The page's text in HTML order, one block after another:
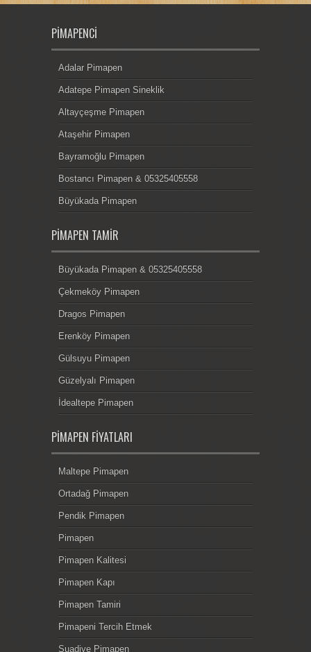
PIMAPENCI
Adalar Pimapen
Adatepe Pimapen Sineklik
Altayçeşme Pimapen
Ataşehir Pimapen
Bayramoğlu Pimapen
Bostancı Pimapen & 05325405558
Büyükada Pimapen
PIMAPEN TAMIR
Büyükada Pimapen & 05325405558
Çekmeköy Pimapen
Dragos Pimapen
Erenköy Pimapen
Gülsuyu Pimapen
Güzelyalı Pimapen
İdealtepe Pimapen
PIMAPEN FIYATLARI
Maltepe Pimapen
Ortadağ Pimapen
Pendik Pimapen
Pimapen
Pimapen Kalitesi
Pimapen Kapı
Pimapen Tamiri
Pimapeni Tercih Etmek
Suadiye Pimapen